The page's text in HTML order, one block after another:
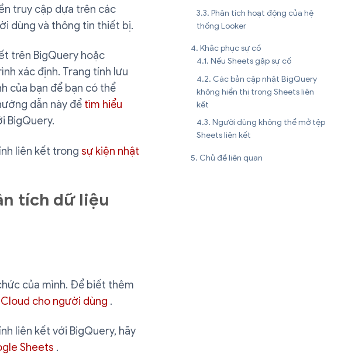
truy cập dựa trên các
dùng và thông tin thiết bị.
trên BigQuery hoặc
xác định. Trang tính lưu
của bạn để bạn có thể
dẫn này để tìm hiểu
BigQuery.
liên kết trong sự kiện nhật
tích dữ liệu
của mình. Để biết thêm
cho người dùng .
liên kết với BigQuery, hãy
Sheets .
Phân tích hoạt động của hệ
thống Looker
Khắc phục sự cố
Nếu Sheets gặp sự cố
Các bản cập nhật BigQuery
không hiển thị trong Sheets liên
kết
Người dùng không thể mở tệp
Sheets liên kết
Chủ đề liên quan